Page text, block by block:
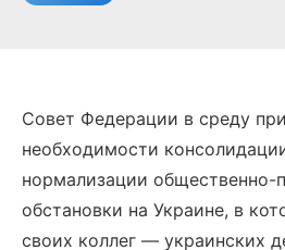
Совет Федерации в среду
необходимости
нормализации общественно-
обстановки на Украине, в
своих коллег — украинских